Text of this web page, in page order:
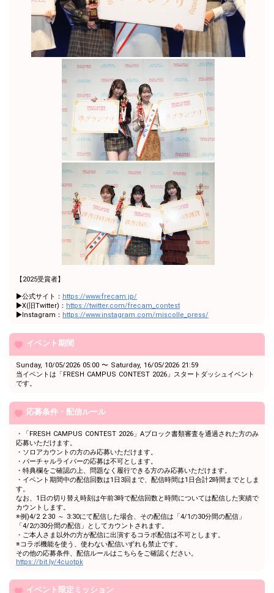
33000
将来の夢について話してみよ
う！
34000
将来の夢について話してみよ
う！
35000
将来の夢について話してみよ
う！
将来の夢について話してみよ
う！
37000
将来の夢について話してみよ
う！
38000
将来の夢について話してみよ
う！
39000
将来の夢について話してみよ
う！
40000 4万pt達成おめでとう！
41000
自分の趣味や特技を話してみ
よう！
42000
自分の趣味や特技を話してみ
よう！
43000
自分の趣味や特技を話してみ
よう！
47 45000
自分の趣味や特技を話してみ
よう！
48 46000
自分の趣味や特技を話してみ
49 47000
自分の趣味や特技を話してみ
よう！
51 49000
自分の趣味や特技を話してみ
よう！
52
53 51000
自分の趣味や特技を話してみ
よう！
54
自分の趣味や特技を話してみ
よう！
55 53000
自分の趣味や特技を話してみ
よう！
56 54000
自分の趣味や特技を話してみ
よう！
57 55000
自分の趣味や特技を話してみ
【2025受賞者】
▶︎公式サイト： https://www.frecam.jp/
▶︎X(旧Twitter)： https://twitter.com/frecam_contest
▶︎Instagram： https://www.instagram.com/miscolle_press/
イベント期間
Sunday, 10/05/2026 05:00 〜 Saturday, 16/05/2026 21:59
当イベントは「FRESH CAMPUS CONTEST 2026」スタートダッシュイベント
です。
応募条件・配信ルール
・「FRESH CAMPUS CONTEST 2026」Aブロック書類審査を通過された方のみ
応募いただけます。
・ソロアカウントの方のみ応募いただけます。
・バーチャルライバーの応募は不可とします。
・特典欄をご確認の上、問題なく履行できる方のみ応募いただけます。
・イベント期間中の配信回数は1日3回まで、配信時間は1日合計2時間までとしま
す。
なお、1日の切り替え時刻は午前3時で配信回数と時間については配信した実績で
カウントします。
※例)4/2 2:30 ～ 3:30にて配信した場合、その配信は「4/1の30分間の配信」
「4/2の30分間の配信」としてカウントされます。
・ご本人さま以外の方が配信に出演するコラボ配信は不可とします。
※コラボ機能を使う、使わない配信いずれも禁止です。
その他の応募条件、配信ルールはこちらをご確認ください。
https://bit.ly/4cuotpk
イベント限定ミッション